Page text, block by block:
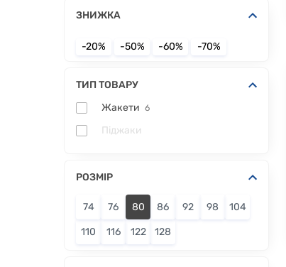
ЗНИЖКА
-20% -50% -60% -70%
ТИП ТОВАРУ
Жакети 6
Піджаки
РОЗМІР
74 76 80 86 92 98 104
110 116 122 128